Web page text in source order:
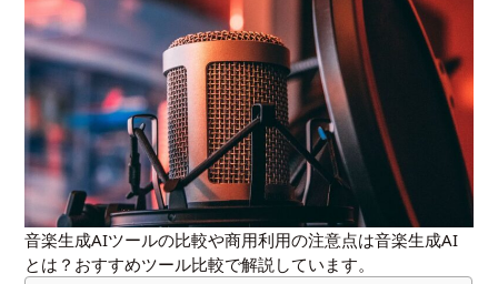
音楽生成AIツールの比較や商用利用の注意点は音楽生成AI
とは？おすすめツール比較で解説しています。